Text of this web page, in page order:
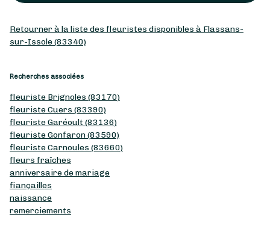
Retourner à la liste des fleuristes disponibles à Flassans-
sur-Issole (83340)
Recherches associées
fleuriste Brignoles (83170)
fleuriste Cuers (83390)
fleuriste Garéoult (83136)
fleuriste Gonfaron (83590)
fleuriste Carnoules (83660)
fleurs fraîches
anniversaire de mariage
fiançailles
naissance
remerciements